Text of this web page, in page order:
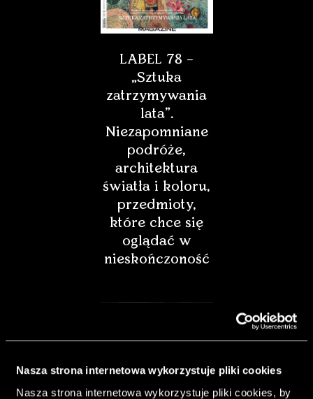
Nasza strona internetowa wykorzystuje pliki cookies
Nasza strona internetowa wykorzystuje pliki cookies, by
LABEL 78 –
„Sztuka
zatrzymywania
lata”.
Niezapomniane
podróże,
architektura
światła i koloru,
przedmioty,
które chce się
oglądać w
nieskończoność